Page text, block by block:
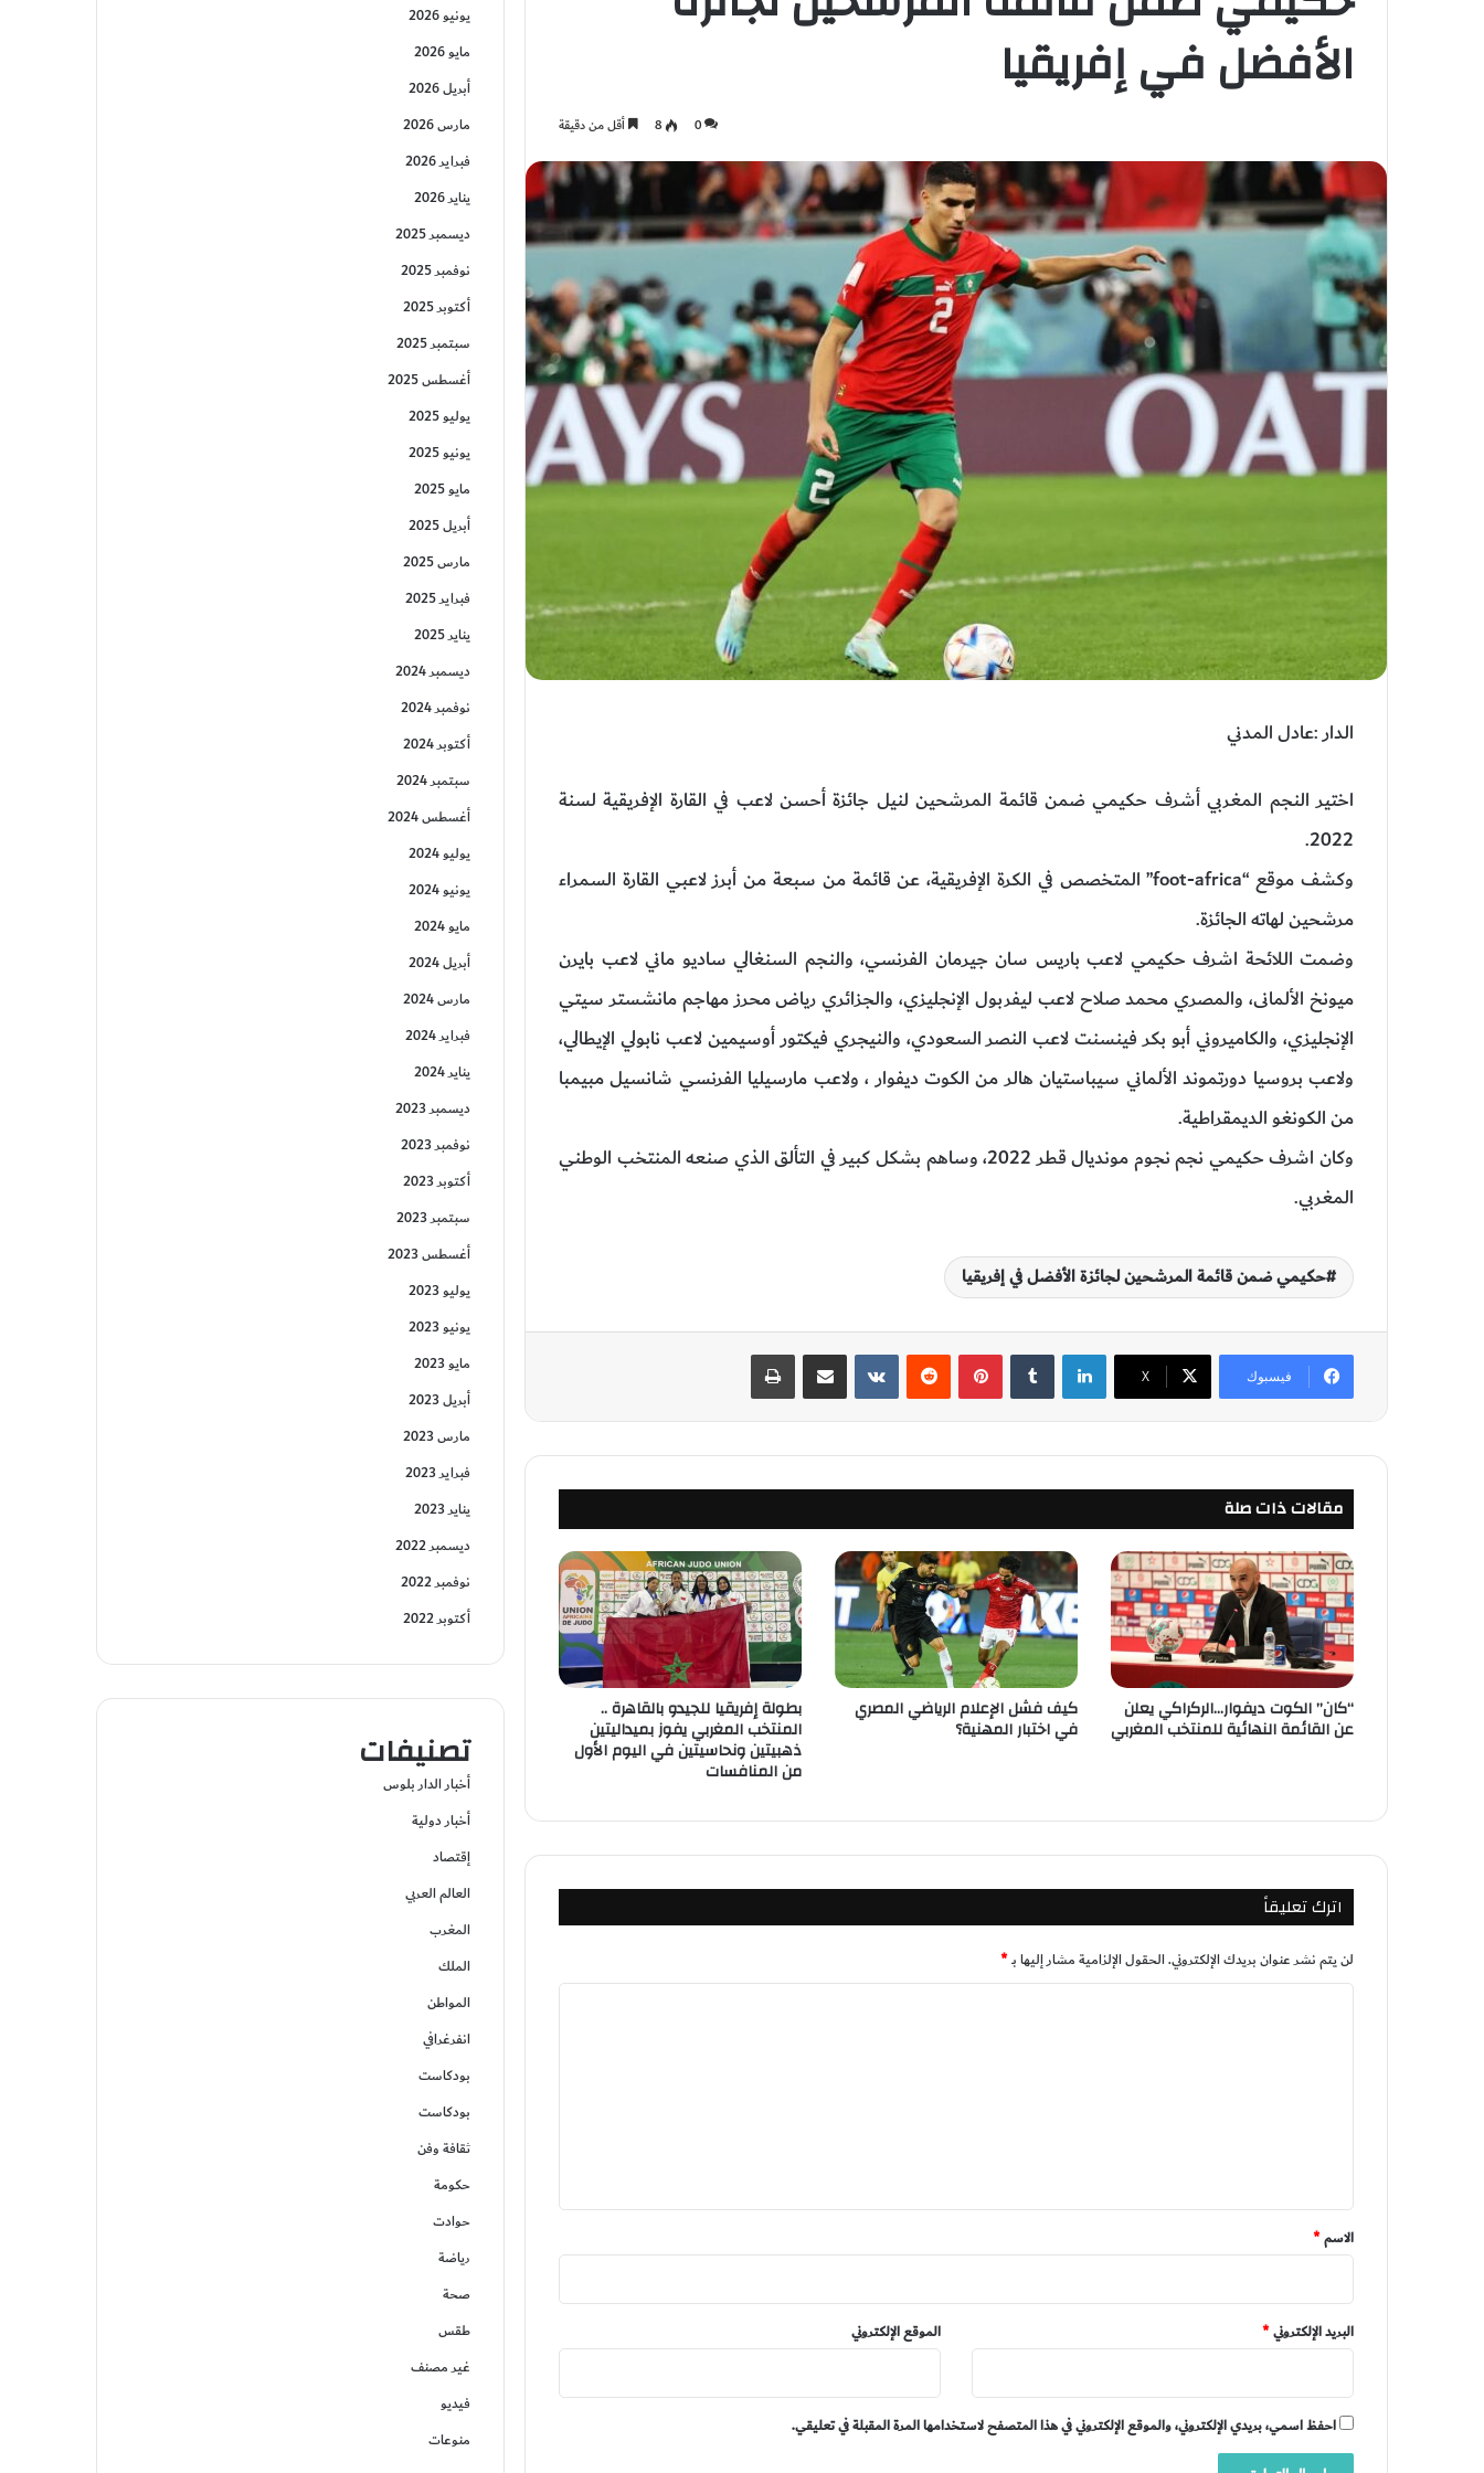
الأفضل في إفريقيا
0
8 أقل من دقيقة
الدار :عادل المدني
اختير النجم المغربي أشرف حكيمي ضمن قائمة المرشحين لنيل جائزة أحسن لاعب في القارة الإفريقية لسنة
2022.
وكشف موقع “foot-africa” المتخصص في الكرة الإفريقية، عن قائمة من سبعة من أبرز لاعبي القارة السمراء
مرشحين لهاته الجائزة.
وضمت اللائحة اشرف حكيمي لاعب باريس سان جيرمان الفرنسي، والنجم السنغالي ساديو ماني لاعب بايرن
ميونخ الألمانى، والمصري محمد صلاح لاعب ليفربول الإنجليزي، والجزائري رياض محرز مهاجم مانشستر سيتي
الإنجليزي، والكاميروني أبو بكر فينسنت لاعب النصر السعودي، والنيجري فيكتور أوسيمين لاعب نابولي الإيطالي،
ولاعب بروسيا دورتموند الألماني سيباستيان هالر من الكوت ديفوار ، ولاعب مارسيليا الفرنسي شانسيل مبيمبا
من الكونغو الديمقراطية.
وكان اشرف حكيمي نجم نجوم مونديال قطر 2022، وساهم بشكل كبير في التألق الذي صنعه المنتخب الوطني
المغربي.
حكيمي ضمن قائمة المرشحين لجائزة الأفضل في إفريقيا
فيسبوك ‫X
لينكدإن بينتيريست
مقالات ذات صلة
“كان” الكوت ديفوار…الركراكي يعلن
عن القائمة النهائية للمنتخب المغربي
كيف فشل الإعلام الرياضي المصري
في اختبار المهنية؟
بطولة إفريقيا للجيدو بالقاهرة ..
المنتخب المغربي يفوز بميداليتين
ذهبيتين ونحاسيتين في اليوم الأول
من المنافسات
اترك تعليقاً
لن يتم نشر عنوان بريدك الإلكتروني.الحقول الإلزامية مشار إليها بـ*
*
الاسم*
البريد الإلكتروني* الموقع الإلكتروني
احفظ اسمي، بريدي الإلكتروني، والموقع الإلكتروني في هذا المتصفح لاستخدامها المرة المقبلة في تعليقي.
يونيو 2026
مايو 2026
أبريل 2026
مارس 2026
فبراير 2026
يناير 2026
ديسمبر 2025
نوفمبر 2025
أكتوبر 2025
سبتمبر 2025
أغسطس 2025
يوليو 2025
يونيو 2025
مايو 2025
أبريل 2025
مارس 2025
فبراير 2025
يناير 2025
ديسمبر 2024
نوفمبر 2024
أكتوبر 2024
سبتمبر 2024
أغسطس 2024
يوليو 2024
يونيو 2024
مايو 2024
أبريل 2024
مارس 2024
فبراير 2024
يناير 2024
ديسمبر 2023
نوفمبر 2023
أكتوبر 2023
سبتمبر 2023
أغسطس 2023
يوليو 2023
يونيو 2023
مايو 2023
أبريل 2023
مارس 2023
فبراير 2023
يناير 2023
ديسمبر 2022
نوفمبر 2022
أكتوبر 2022
تصنيفات
أخبار الدار بلوس
أخبار دولية
إقتصاد
العالم العربي
المغرب
الملك
المواطن
انفرغرافي
بودكاست
بودكاست
ثقافة وفن
حكومة
حوادت
رياضة
صحة
طقس
غير مصنف
فيديو
منوعات